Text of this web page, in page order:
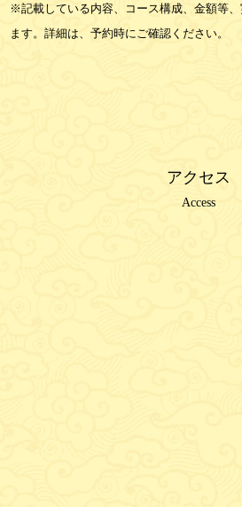
※記載している内容、コース構成、金額等
ます。詳細は、予約時にご確認ください。
アクセス
Access